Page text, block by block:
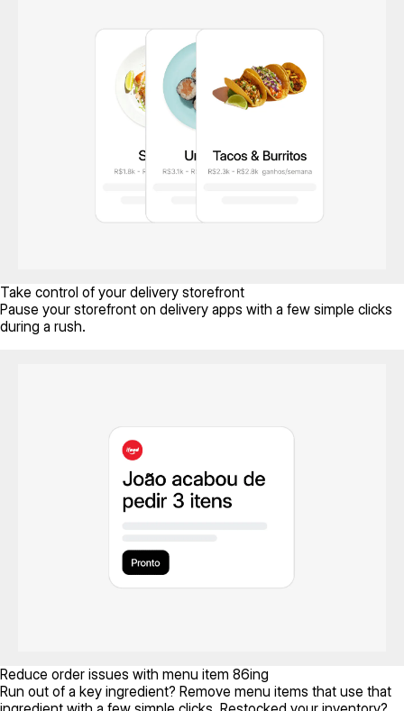
Take control of your delivery storefront
Pause your storefront on delivery apps with a few simple clicks
during a rush.
Reduce order issues with menu item 86ing
Run out of a key ingredient? Remove menu items that use that